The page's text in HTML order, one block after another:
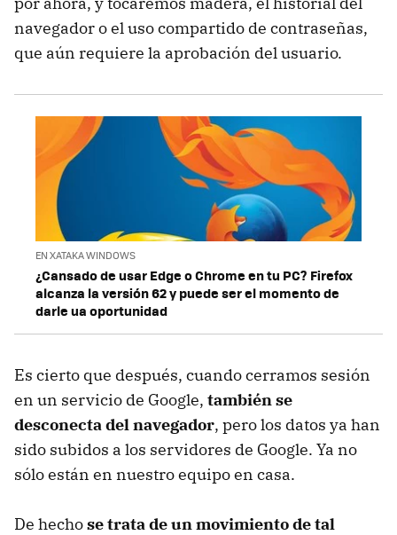
navegador o el uso compartido de contraseñas,
que aún requiere la aprobación del usuario.
EN XATAKA WINDOWS
¿Cansado de usar Edge o Chrome en tu PC? Firefox
alcanza la versión 62 y puede ser el momento de
darle ua oportunidad
Es cierto que después, cuando cerramos sesión
en un servicio de Google, también se
desconecta del navegador, pero los datos ya han
sido subidos a los servidores de Google. Ya no
sólo están en nuestro equipo en casa.
De hechose trata de un movimiento de tal